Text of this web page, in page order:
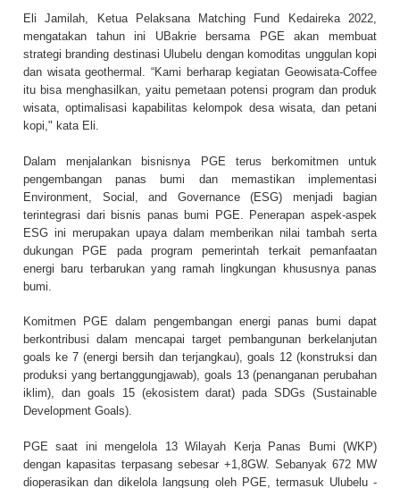
Eli Jamilah, Ketua Pelaksana Matching Fund Kedaireka 2022,
mengatakan tahun ini UBakrie bersama PGE akan membuat
strategi branding destinasi Ulubelu dengan komoditas unggulan kopi
dan wisata geothermal. “Kami berharap kegiatan Geowisata-Coffee
itu bisa menghasilkan, yaitu pemetaan potensi program dan produk
wisata, optimalisasi kapabilitas kelompok desa wisata, dan petani
kopi," kata Eli.
Dalam menjalankan bisnisnya PGE terus berkomitmen untuk
pengembangan panas bumi dan memastikan implementasi
Environment, Social, and Governance (ESG) menjadi bagian
terintegrasi dari bisnis panas bumi PGE. Penerapan aspek-aspek
ESG ini merupakan upaya dalam memberikan nilai tambah serta
dukungan PGE pada program pemerintah terkait pemanfaatan
energi baru terbarukan yang ramah lingkungan khususnya panas
bumi.
Komitmen PGE dalam pengembangan energi panas bumi dapat
berkontribusi dalam mencapai target pembangunan berkelanjutan
goals ke 7 (energi bersih dan terjangkau), goals 12 (konstruksi dan
produksi yang bertanggungjawab), goals 13 (penanganan perubahan
iklim), dan goals 15 (ekosistem darat) pada SDGs (Sustainable
Development Goals).
PGE saat ini mengelola 13 Wilayah Kerja Panas Bumi (WKP)
dengan kapasitas terpasang sebesar +1,8GW. Sebanyak 672 MW
dioperasikan dan dikelola langsung oleh PGE, termasuk Ulubelu -